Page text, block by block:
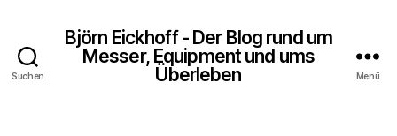
Suchen
Björn Eickhoff - Der Blog rund um
Messer, Equipment und ums
Überleben
Menü